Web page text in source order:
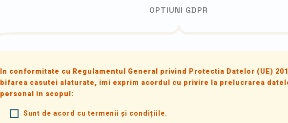
OPTIUNI GDPR
In conformitate cu Regulamentul General privind Protectia Datelor (UE)
bifarea casutei alaturate, imi exprim acordul cu privire la prelucrarea
personal in scopul:
Sunt de acord cu termenii și condițiile.